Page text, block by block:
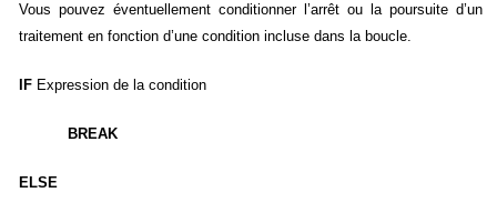
Vous pouvez éventuellement conditionner l’arrêt ou la poursuite d’un
traitement en fonction d’une condition incluse dans la boucle.
IF Expression de la condition
BREAK
ELSE